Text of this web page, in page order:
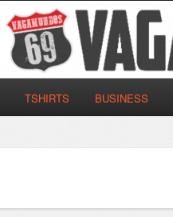
TSHIRTS BUSINESS